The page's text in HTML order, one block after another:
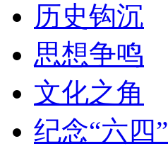
历史钩沉
思想争鸣
文化之角
纪念“六四”